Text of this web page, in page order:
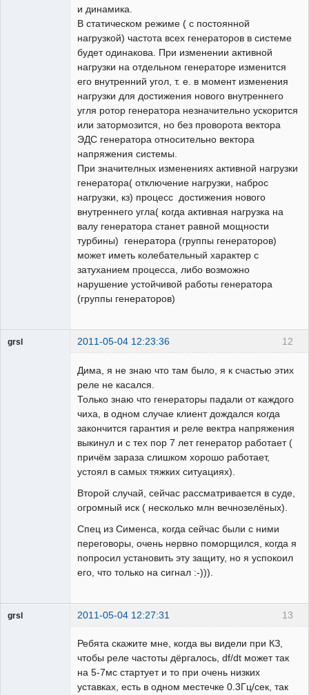
и динамика.
В статическом режиме ( с постоянной
нагрузкой) частота всех генераторов в системе
будет одинакова. При изменении активной
нагрузки на отдельном генераторе изменится
его внутренний угол, т. е. в момент изменения
нагрузки для достижения нового внутреннего
угля ротор генератора незначительно ускорится
или затормозится, но без проворота вектора
ЭДС генератора относительно вектора
напряжения системы.
При значителных изменениях активной нагрузки
генератора( отключение нагрузки, наброс
нагрузки, кз) процесс достижения нового
внутреннего угла( когда активная нагрузка на
валу генератора станет равной мощности
турбины) генератора (группы генераторов)
может иметь колебательный характер с
затуханием процесса, либо возможно
нарушение устойчивой работы генератора
(группы генераторов)
12
grsl 2011-05-04 12:23:36
Дима, я не знаю что там было, я к счастью этих
реле не касался.
Только знаю что генераторы падали от каждого
чиха, в одном случае клиент дождался когда
закончится гарантия и реле вектра напряжения
выкинул и с тех пор 7 лет генератор работает (
причём зараза слишком хорошо работает,
устоял в самых тяжких ситуациях).
Второй случай, сейчас рассматривается в суде,
огромный иск ( несколько млн вечнозелёных).
Спец из Сименса, когда сейчас были с ними
переговоры, очень нервно поморщился, когда я
попросил установить эту защиту, но я успокоил
его, что только на сигнал :-))).
13
grsl 2011-05-04 12:27:31
Ребята скажите мне, когда вы видели при КЗ,
чтобы реле частоты дёргалось, df/dt может так
на 5-7мс стартует и то при очень низких
уставках, есть в одном местечке 0.3Гц/сек, так